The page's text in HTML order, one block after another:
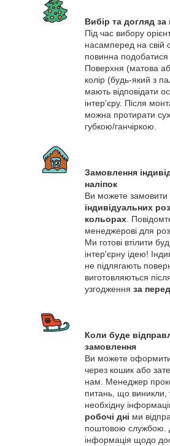
Вибір та догляд
Під час вибору
насамперед на свій
повинна
Поверхня (матова
колір (будь-який з
мають відповідати
інтер'єру. Після
можна протирати
губкою/ганчіркою.
Замовлення
наліпок
Ви можете замовити
індивідуальних
кольорах .
менеджерові для
Ми готові втілити
інтер'єрну ідею!
не підлягають
виготовляються
узгодження за
Коли буде
замовлення
Ви можете
через кошик або
нам. Менеджер
питань, що виникли,
необхідну
робочі дні ми
поштовою службою.
інформація щодо